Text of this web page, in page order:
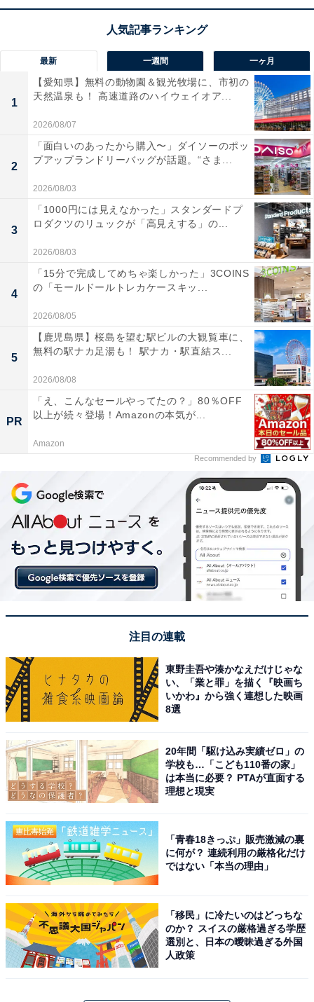
充電式の脱着型リアスピーカー により、ケーブル不要で
5.1.2chの立体音響と最大出力720W
のパワーが、映像の
世界へ一気に引き込んでくれますね。天井からの反射を
利用したDolby Atmosの臨場感は、まさに映画館そのも
のです！
25cm径の大型サブウーファーが放つ深みのある重低音
も、JBLならではの圧倒的な迫力。Wi-Fi内蔵で音楽スト
リーミングも高音質で楽しめ、これ1台でリビングが極
上のエンターテインメント空間へと進化します。
JBLのサウンドバー「BAR 800」の口コミは？
JBLのサウンドバー「BAR 800」には以下のような口コ
後ろにスピーカーを置くだけで音に包まれる感覚が
凄く、配線の手間も一切ないので設置がとてもスム
ーズでした
サブウーファーから響く重低音の質が非常に高く、
映画の爆発シーンやライブの臨場感が劇的にアップ
して感動しています
Wi-Fi経由での音楽再生が想像以上に便利で、映画鑑
賞以外でも毎日リビングで高精細なサウンドを楽し
めています
臨場感あふれる映画体験を自宅で手軽に実現したい人
や、配線の美しさにもこだわりたい人には、おすすめの
商品といえそうです。
【今日チェックしたい】JBLの人気商品5選
最新 一週間 一ヶ月
1
【愛知県】無料の動物園＆観光牧場に、市初の
天然温泉も！ 高速道路のハイウェイオア...
2026/08/07
2
「面白いのあったから購入〜」ダイソーのポッ
プアップランドリーバッグが話題。“さま...
2026/08/03
3
「1000円には見えなかった」スタンダードプ
ロダクツのリュックが「高見えする」の...
2026/08/03
4
「15分で完成してめちゃ楽しかった」3COINS
の「モールドールトレカケースキッ...
2026/08/05
5
【鹿児島県】桜島を望む駅ビルの大観覧車に、
無料の駅ナカ足湯も！ 駅ナカ・駅直結ス...
2026/08/08
PR
「え、こんなセールやってたの？」80％OFF
以上が続々登場！Amazonの本気が...
Amazon
Recommended by
注目の連載
東野圭吾や湊かなえだけじゃな
い、「業と罪」を描く『映画ち
いかわ』から強く連想した映画
8選
20年間「駆け込み実績ゼロ」の
学校も…「こども110番の家」
は本当に必要？ PTAが直面する
理想と現実
「青春18きっぷ」販売激減の裏
に何が？ 連続利用の厳格化だけ
ではない「本当の理由」
「移民」に冷たいのはどっちな
のか？ スイスの厳格過ぎる学歴
選別と、日本の曖昧過ぎる外国
人政策